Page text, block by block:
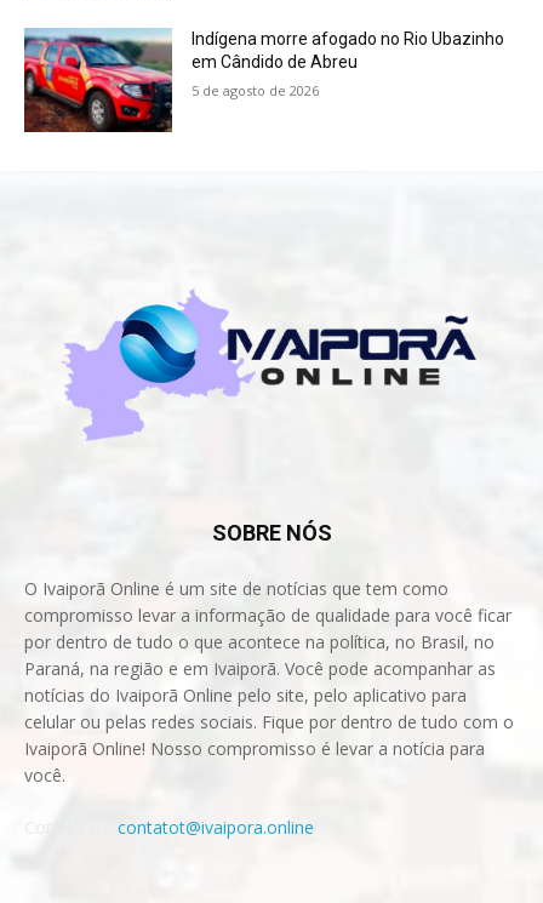
Indígena morre afogado no Rio Ubazinho
em Cândido de Abreu
5 de agosto de 2026
SOBRE NÓS
O Ivaiporã Online é um site de notícias que tem como
compromisso levar a informação de qualidade para você ficar
por dentro de tudo o que acontece na política, no Brasil, no
Paraná, na região e em Ivaiporã. Você pode acompanhar as
notícias do Ivaiporã Online pelo site, pelo aplicativo para
celular ou pelas redes sociais. Fique por dentro de tudo com o
Ivaiporã Online! Nosso compromisso é levar a notícia para
você.
contatot@ivaipora.online